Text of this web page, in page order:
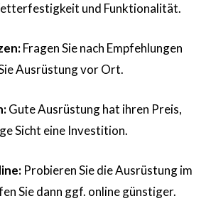
und Funktionalität.
Fragen Sie nach Empfehlungen
Ausrüstung vor Ort.
Gute Ausrüstung hat ihren Preis,
Sicht eine Investition.
Probieren Sie die Ausrüstung im
Sie dann ggf. online günstiger.